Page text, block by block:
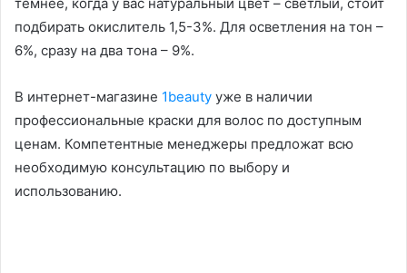
подбирать окислитель 1,5-3%. Для осветления на тон –
6%, сразу на два тона – 9%.
В интернет-магазине 1beauty уже в наличии
профессиональные краски для волос по доступным
ценам. Компетентные менеджеры предложат всю
необходимую консультацию по выбору и
использованию.